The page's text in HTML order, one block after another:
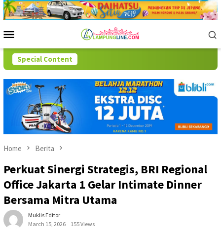
Skip
to
Menu
Special Content
Home Berita
Perkuat Sinergi Strategis, BRI Regional
Office Jakarta 1 Gelar Intimate Dinner
Bersama Mitra Utama
Muklis Editor
March 15, 2026
155 Views